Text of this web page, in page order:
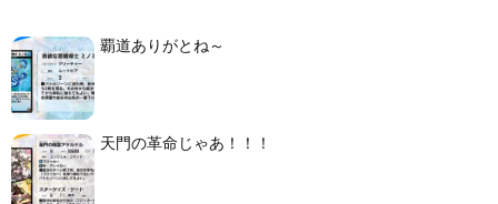
覇道ありがとね～
天門の革命じゃあ！！！